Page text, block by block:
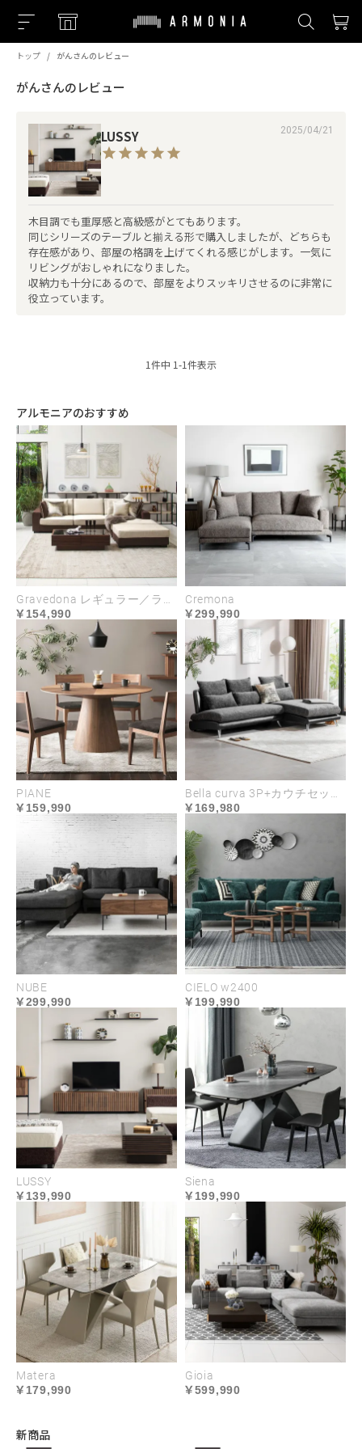
トップ がんさんのレビュー
がんさんのレビュー
LUSSY 2025/04/21
木目調でも重厚感と高級感がとてもあります。
同じシリーズのテーブルと揃える形で購入しましたが、どちらも
存在感があり、部屋の格調を上げてくれる感じがします。一気に
リビングがおしゃれになりました。
収納力も十分にあるので、部屋をよりスッキリさせるのに非常に
役立っています。
1件中 1-1件表示
アルモニアのおすすめ
Gravedona レギュラー／ラージサイズ
154,990
Cremona
299,990
PIANE
159,990
Bella curva 3P+カウチセット コンパクト／レギュラー／ラージ
169,980
NUBE
299,990
CIELO w2400
199,990
LUSSY
139,990
Siena
199,990
Matera
179,990
Gioia
599,990
新商品